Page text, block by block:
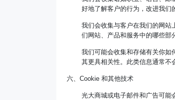
好地了解客户的行为，改进我们
我们会收集与客户在我们的网站
们网站、产品和服务中的哪些部
我们可能会收集和存储有关你如
其更具相关性。此类信息通常不
六、Cookie 和其他技术
光大商城或电子邮件和广告可能